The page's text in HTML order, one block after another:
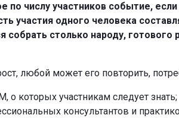
по числу участников событие,
участия одного человека
собрать столько народу,
любой может его повторить,
которых участникам следует знать;
консультантов и